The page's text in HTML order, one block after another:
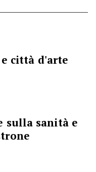
città d'arte
sulla sanità e